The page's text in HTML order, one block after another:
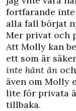
fortfarande
alla fall börjat
Mer privat och
Att Molly kan
ett som är
inte hänt än och
även om Molly
lite för privata
tillbaka.